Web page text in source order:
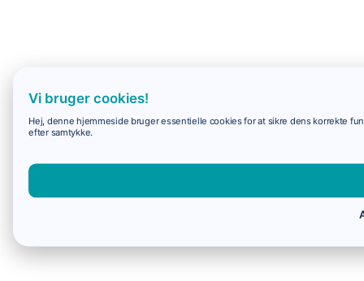
Vi bruger cookies!
Hej, denne hjemmeside bruger essentielle cookies for at sikre dens korrekte
efter samtykke.